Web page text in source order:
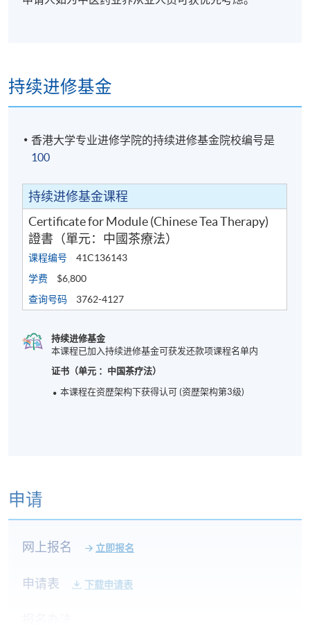
地点
本院教学中心
持续进修基金
香港大学专业进修学院的持续进修基金院校编号是
100
持续进修基金课程
Certificate for Module (Chinese Tea Therapy)
證書（單元：中國茶療法）
课程编号
41C136143
学费
$6,800
查询号码
3762-4127
持续进修基金
本课程已加入持续进修基金可获发还款项课程名单内
证书（单元 ：中国茶疗法）
本课程在资歴架构下获得认可 (资歴架构第3级)
申请
网上报名 立即报名
申请表 下载申请表